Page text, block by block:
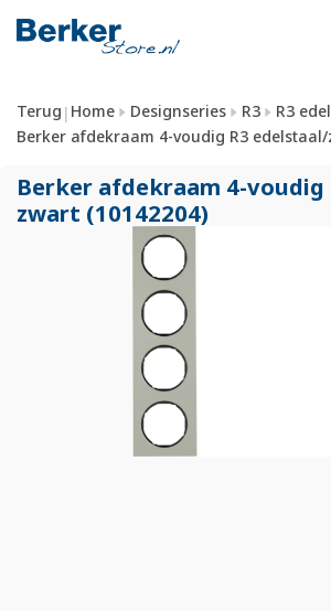
Terug | Home Designseries R3
R3
Berker afdekraam 4-voudig R3 edelstaal/
Berker afdekraam 4-voudig
zwart (10142204)